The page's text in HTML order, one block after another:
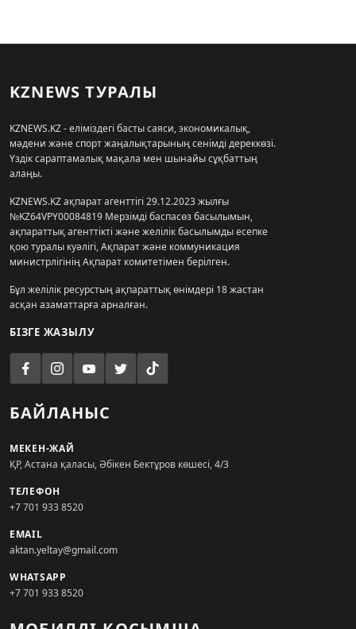
KZNEWS ТУРАЛЫ
KZNEWS.KZ - еліміздегі басты саяси, экономикалық,
мәдени және спорт жаңалықтарының сенімді дереккөзі.
Үздік сараптамалық мақала мен шынайы сұқбаттың
алаңы.
KZNEWS.KZ ақпарат агенттігі 29.12.2023 жылғы
№KZ64VPY00084819 Мерзімді баспасөз басылымын,
ақпараттық агенттікті және желілік басылымды есепке
қою туралы куәлігі, Ақпарат және коммуникация
министрлігінің Ақпарат комитетімен берілген.
Бұл желілік ресурстың ақпараттық өнімдері 18 жастан
асқан азаматтарға арналған.
БІЗГЕ ЖАЗЫЛУ
БАЙЛАНЫС
МЕКЕН-ЖАЙ
ҚР, Астана қаласы, Әбікен Бектұров көшесі, 4/3
ТЕЛЕФОН
+7 701 933 8520
EMAIL
aktan.yeltay@gmail.com
WHATSAPP
+7 701 933 8520